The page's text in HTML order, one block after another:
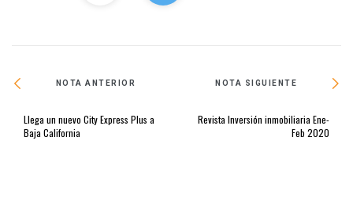
NOTA ANTERIOR
Llega un nuevo City Express Plus a
Baja California
NOTA SIGUIENTE
Revista Inversión inmobiliaria Ene-
Feb 2020